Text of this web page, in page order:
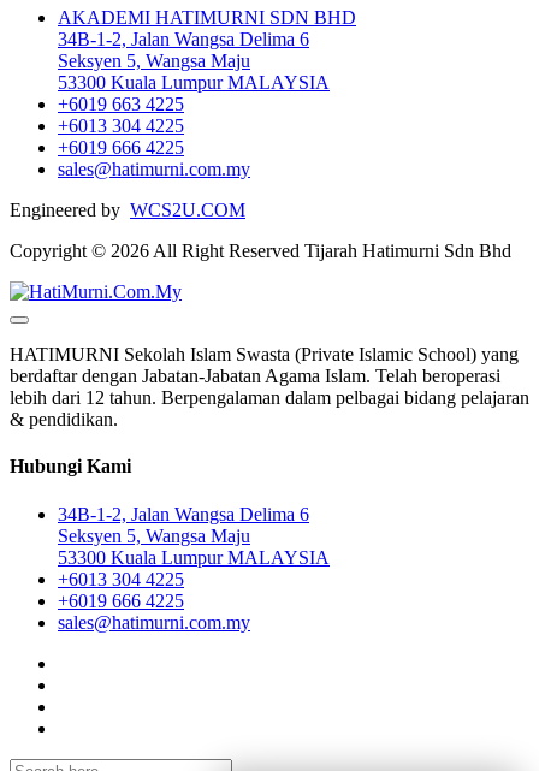
AKADEMI HATIMURNI SDN BHD
34B-1-2, Jalan Wangsa Delima 6
Seksyen 5, Wangsa Maju
53300 Kuala Lumpur MALAYSIA
+6019 663 4225
+6013 304 4225
+6019 666 4225
sales@hatimurni.com.my
Engineered by WCS2U.COM
Copyright © 2026 All Right Reserved Tijarah Hatimurni Sdn Bhd
HATIMURNI Sekolah Islam Swasta (Private Islamic School) yang
berdaftar dengan Jabatan-Jabatan Agama Islam. Telah beroperasi
lebih dari 12 tahun. Berpengalaman dalam pelbagai bidang pelajaran
& pendidikan.
Hubungi Kami
34B-1-2, Jalan Wangsa Delima 6
Seksyen 5, Wangsa Maju
53300 Kuala Lumpur MALAYSIA
+6013 304 4225
+6019 666 4225
sales@hatimurni.com.my